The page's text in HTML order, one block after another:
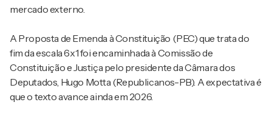
mercado externo.
A Proposta de Emenda à Constituição (PEC) que trata do
fim da escala 6x1 foi encaminhada à Comissão de
Constituição e Justiça pelo presidente daCâmara dos
Deputados, Hugo Motta(Republicanos-PB). A expectativa é
que o texto avance ainda em 2026.